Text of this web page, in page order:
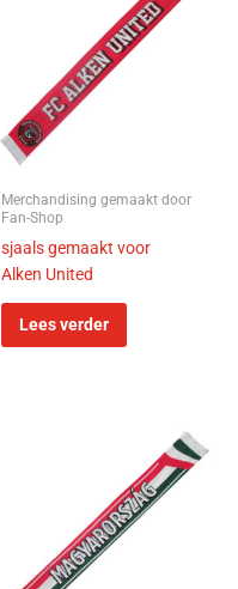
Merchandising gemaakt door
Fan-Shop
sjaals gemaakt voor
Alken United
Lees verder